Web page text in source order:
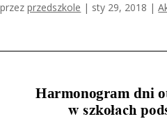
przedszkole | sty 29, 2018 |